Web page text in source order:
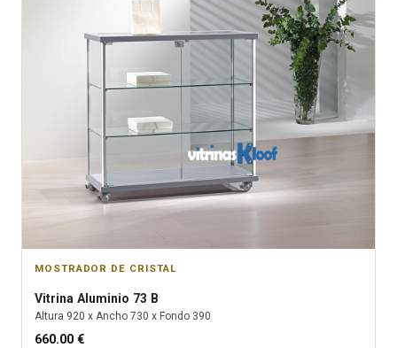
MOSTRADOR DE CRISTAL
Vitrina Aluminio 73 B
Altura 920 x Ancho 730 x Fondo 390
660.00 €